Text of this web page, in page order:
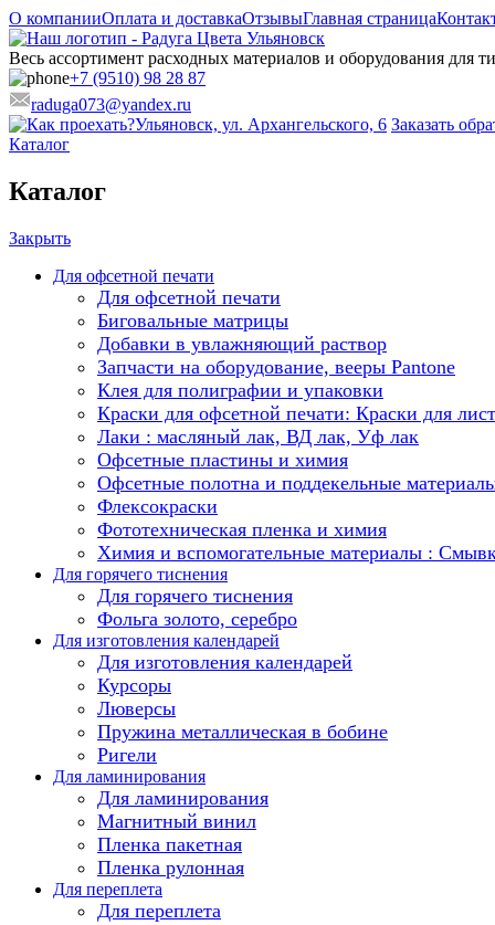
О компанииОплата и доставкаОтзывыГлавная страница
Весь ассортимент расходных материалов и оборудования для
+7 (9510) 98 28 87
raduga073@yandex.ru
Ульяновск, ул. Архангельского, 6 Заказать
Каталог
Каталог
Закрыть
Для офсетной печати
Для офсетной печати
Биговальные матрицы
Добавки в увлажняющий раствор
Запчасти на оборудование, вееры Pantone
Клея для полиграфии и упаковки
Краски для офсетной печати: Краски для
Лаки : масляный лак, ВД лак, Уф лак
Офсетные пластины и химия
Офсетные полотна и поддекельные
Флексокраски
Фототехническая пленка и химия
Химия и вспомогательные материалы :
Для горячего тиснения
Для горячего тиснения
Фольга золото, серебро
Для изготовления календарей
Для изготовления календарей
Курсоры
Люверсы
Пружина металлическая в бобине
Ригели
Для ламинирования
Для ламинирования
Магнитный винил
Пленка пакетная
Пленка рулонная
Для переплета
Для переплета